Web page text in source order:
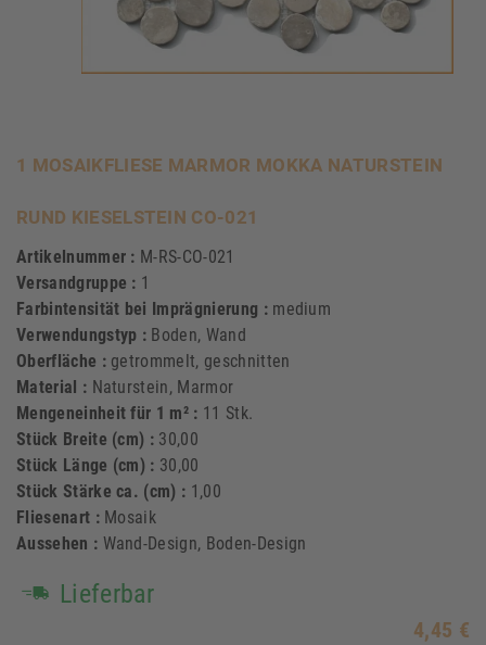
1 MOSAIKFLIESE MARMOR MOKKA NATURSTEIN
RUND KIESELSTEIN CO-021
Artikelnummer : M-RS-CO-021
Versandgruppe : 1
Farbintensität bei Imprägnierung : medium
Verwendungstyp : Boden, Wand
Oberfläche : getrommelt, geschnitten
Material : Naturstein, Marmor
Mengeneinheit für 1 m² : 11 Stk.
Stück Breite (cm) : 30,00
Stück Länge (cm) : 30,00
Stück Stärke ca. (cm) : 1,00
Fliesenart : Mosaik
Aussehen : Wand-Design, Boden-Design
Lieferbar
4,45 €